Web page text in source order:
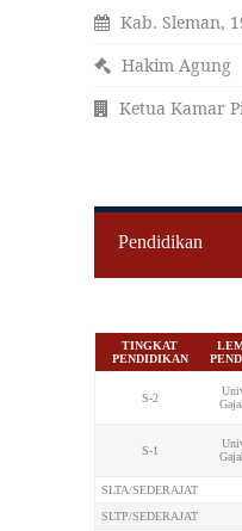
Kab. Sleman,
Hakim Agung
Ketua Kamar
Pendidikan
TINGKAT
PENDIDIKAN
S-2
S-1
SLTA/SEDERAJAT
SLTP/SEDERAJAT